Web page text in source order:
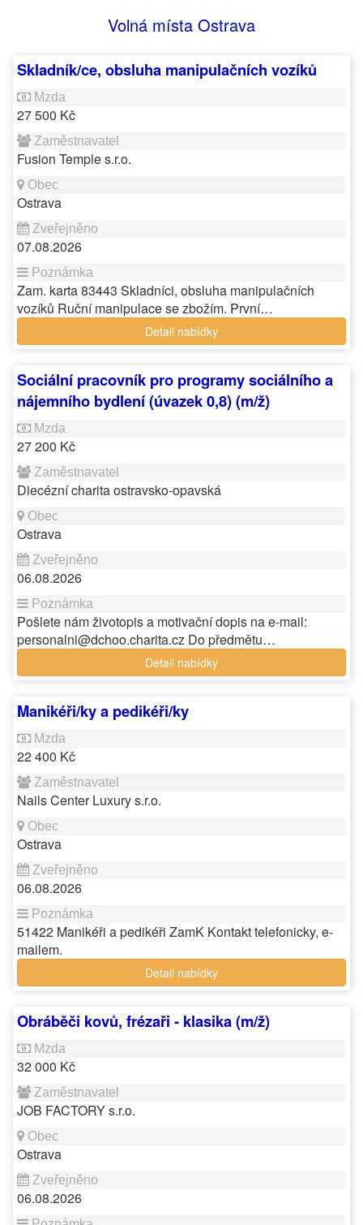
Volná místa Ostrava
Skladník/ce, obsluha manipulačních vozíků
27 500 Kč
Fusion Temple s.r.o.
Ostrava
07.08.2026
Zam. karta 83443 Skladníci, obsluha manipulačních
vozíků Ruční manipulace se zbožím. První…
Detail nabídky
Sociální pracovník pro programy sociálního a
nájemního bydlení (úvazek 0,8) (m/ž)
27 200 Kč
Diecézní charita ostravsko-opavská
Ostrava
06.08.2026
Pošlete nám životopis a motivační dopis na e-mail:
personalni@dchoo.charita.cz Do předmětu…
Detail nabídky
Manikéři/ky a pedikéři/ky
22 400 Kč
Nails Center Luxury s.r.o.
Ostrava
06.08.2026
51422 Manikéři a pedikéři ZamK Kontakt telefonicky, e-
mailem.
Detail nabídky
Obráběči kovů, frézaři - klasika (m/ž)
32 000 Kč
JOB FACTORY s.r.o.
Ostrava
06.08.2026